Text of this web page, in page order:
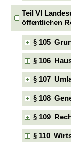
Teil VI
öffentlichen
§ 105
§ 106
§ 107
§ 108
§ 109
§ 110